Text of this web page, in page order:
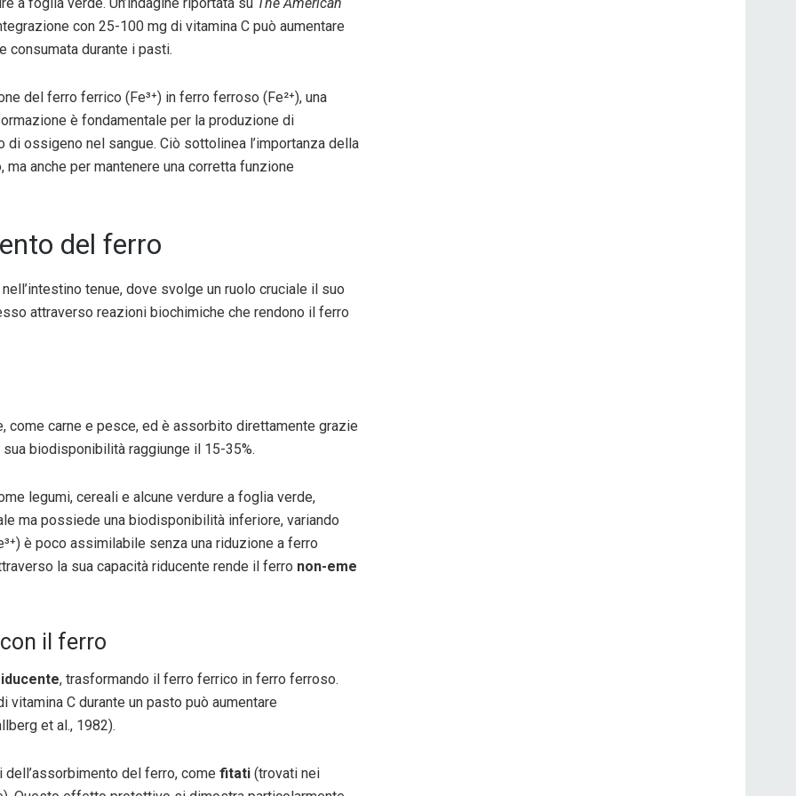
a foglia verde. Un’indagine riportata su The American
con 25-100 mg di vitamina C può aumentare
consumata durante i pasti.
del ferro ferrico (Fe³⁺) in ferro ferroso (Fe²⁺), una
è fondamentale per la produzione di
ossigeno nel sangue. Ciò sottolinea l’importanza della
anche per mantenere una corretta funzione
del ferro
tenue, dove svolge un ruolo cruciale il suo
attraverso reazioni biochimiche che rendono il ferro
come carne e pesce, ed è assorbito direttamente grazie
biodisponibilità raggiunge il 15-35%.
legumi, cereali e alcune verdure a foglia verde,
ma possiede una biodisponibilità inferiore, variando
è poco assimilabile senza una riduzione a ferro
la sua capacità riducente rende il ferro non-eme
il ferro
, trasformando il ferro ferrico in ferro ferroso.
C durante un pasto può aumentare
et al., 1982).
del ferro, come fitati (trovati nei